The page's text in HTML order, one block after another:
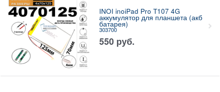
INOI inoiPad Pro T107 4G
аккумулятор для планшета (акб
батарея)
303700
550 руб.